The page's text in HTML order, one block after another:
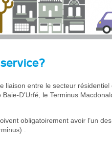
liaison entre le secteur résidentiel
D’Urfé, le Terminus
obligatoirement avoir l’un
: